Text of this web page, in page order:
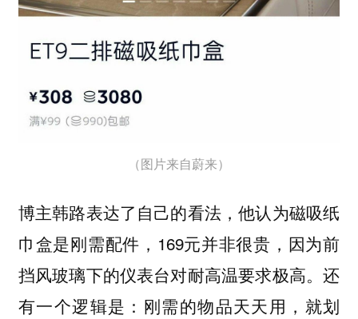
（图片来自蔚来）
博主韩路表达了自己的看法，他认为磁吸纸
巾盒是刚需配件，169元并非很贵，因为前
挡风玻璃下的仪表台对耐高温要求极高。还
有一个逻辑是：刚需的物品天天用，就划